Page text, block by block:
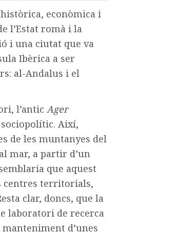
econòmica i
l’Estat romà i la
i una ciutat que va
Ibèrica a ser
al-Andalus i el
l’antic Ager
Així,
de les muntanyes del
mar, a partir d’un
que aquest
centres territorials,
clar, doncs, que la
laboratori de recerca
d’unes